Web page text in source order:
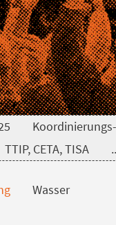
TTIP, CETA, TISA
Wasser